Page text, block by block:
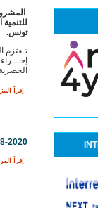
تونس.
تـعتزم
إقرأ
2020
إقرأ